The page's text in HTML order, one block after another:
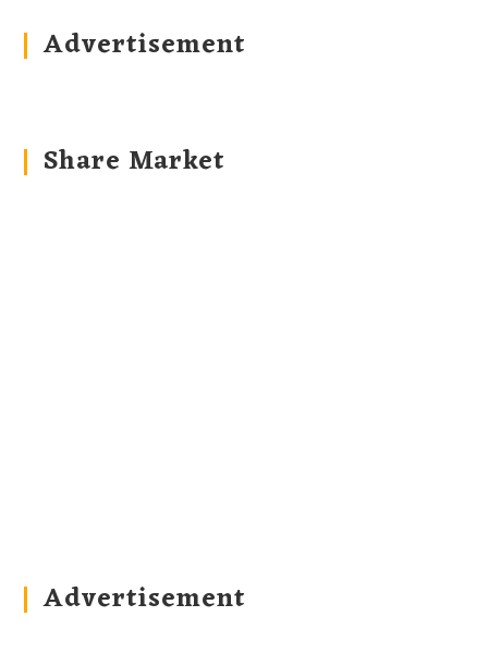
Advertisement
Share Market
Advertisement